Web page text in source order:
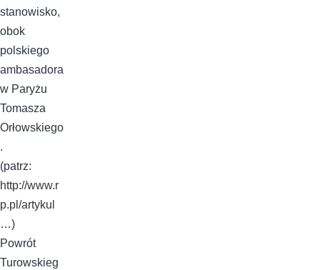
stanowisko,
obok
polskiego
ambasadora
w Paryżu
Tomasza
Orłowskiego
.
(patrz:
http://www.r
p.pl/artykul
…)
Powrót
Turowskieg